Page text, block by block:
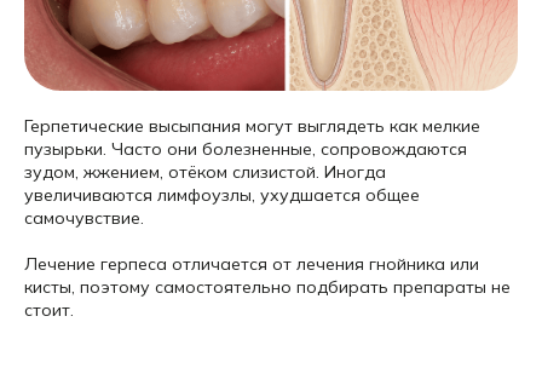
Герпетические высыпания могут выглядеть как мелкие
пузырьки. Часто они болезненные, сопровождаются
зудом, жжением, отёком слизистой. Иногда
увеличиваются лимфоузлы, ухудшается общее
самочувствие.
Лечение герпеса отличается от лечения гнойника или
кисты, поэтому самостоятельно подбирать препараты не
стоит.